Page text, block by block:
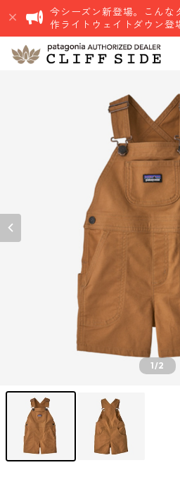
今シーズン新登場。こんな
作ライトウェイトダウン登
1/2